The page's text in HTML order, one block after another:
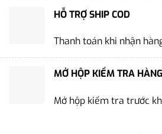
HỖ TRỢ SHIP COD
Thanh toán khi nhận
MỞ HỘP KIỂM TRA HÀNG
Mở hộp kiểm tra trước